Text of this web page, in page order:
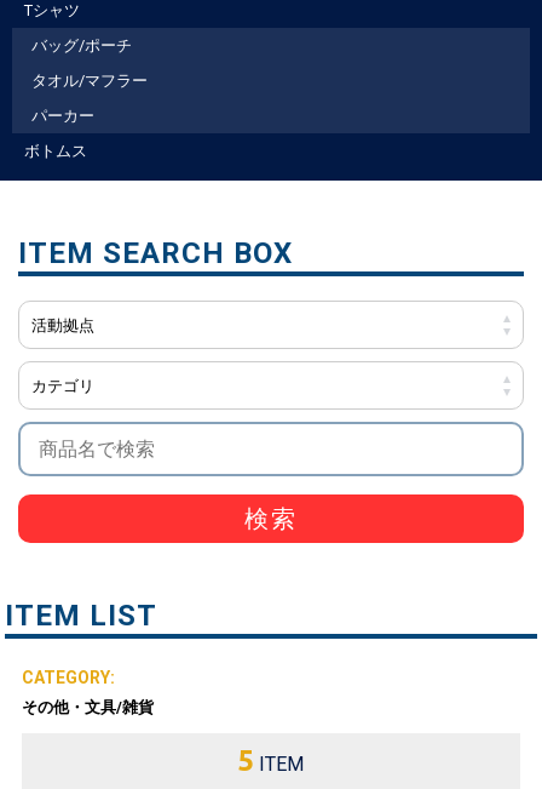
Tシャツ
バッグ/ポーチ
タオル/マフラー
パーカー
ボトムス
検索
ITEM LIST
その他・文具/雑貨
5 ITEM